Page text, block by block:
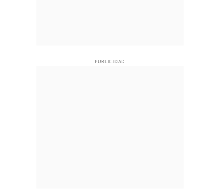
PUBLICIDAD